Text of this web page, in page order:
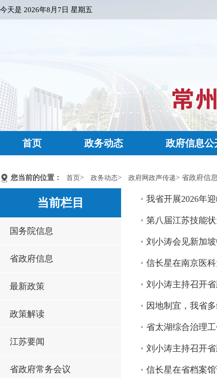
今天是 2026年8月7日 星期五
首页 政务动态 政府信息公
您当前的位置： 首页> 政务动态> 政府网政声传递> 省政府信
当前栏目
国务院信息
省政府信息
最新政策
政策解读
江苏要闻
省政府常务会议
我省开展2026年
第八届江苏技能
刘小涛会见新加
信长星在南京医
刘小涛主持召开
因地制宜，我省
省太湖综合治理
刘小涛主持召开
信长星在省档案